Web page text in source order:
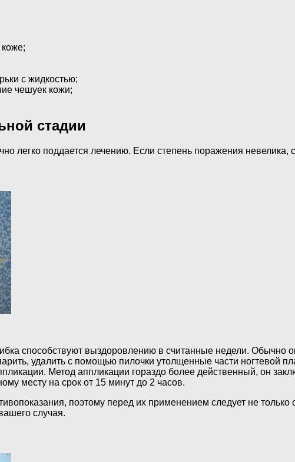
с жидкостью;
чешуек кожи;
стадии
легко поддается лечению. Если степень поражения
способствуют выздоровлению в считанные недели. Обычно
удалить с помощью пилочки утолщенные части ногтевой
Метод аппликации гораздо более действенный, он
месту на срок от 15 минут до 2 часов.
поэтому перед их применением следует не только
случая.